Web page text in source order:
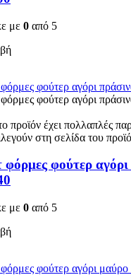
με 0 από 5
προϊόν έχει πολλαπλές
στη σελίδα του
φόρμες φούτερ
με 0 από 5